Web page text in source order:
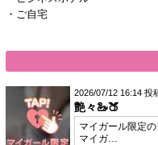
・ご自宅
2026/07/12 16:14 投
艶々🦢🍑
マイガール限定
マイガ…